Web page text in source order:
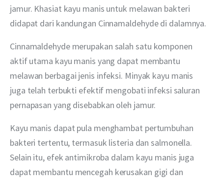
jamur. Khasiat kayu manis untuk melawan bakteri
didapat dari kandungan Cinnamaldehyde di dalamnya.
Cinnamaldehyde merupakan salah satu komponen
aktif utama kayu manis yang dapat membantu
melawan berbagai jenis infeksi. Minyak kayu manis
juga telah terbukti efektif mengobati infeksi saluran
pernapasan yang disebabkan oleh jamur.
Kayu manis dapat pula menghambat pertumbuhan
bakteri tertentu, termasuk listeria dan salmonella.
Selain itu, efek antimikroba dalam kayu manis juga
dapat membantu mencegah kerusakan gigi dan